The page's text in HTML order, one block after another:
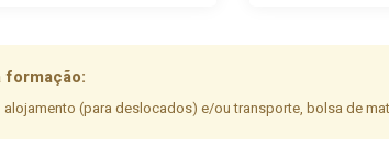
(para deslocados) e/ou transporte, bolsa de